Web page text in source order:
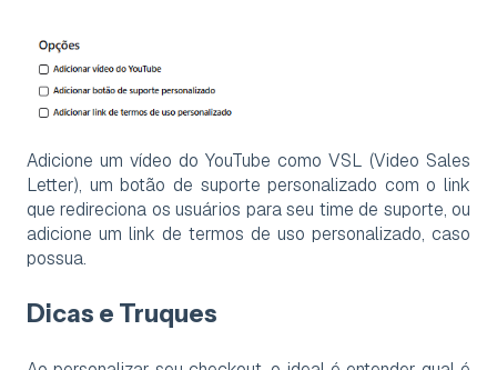
Adicione um vídeo do YouTube como VSL (Video Sales
Letter), um botão de suporte personalizado com o link
que redireciona os usuários para seu time de suporte, ou
adicione um link de termos de uso personalizado, caso
possua.
Dicas e Truques